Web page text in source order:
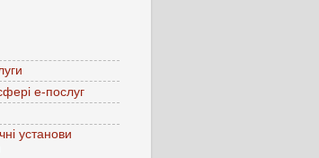
е-послуг
установи